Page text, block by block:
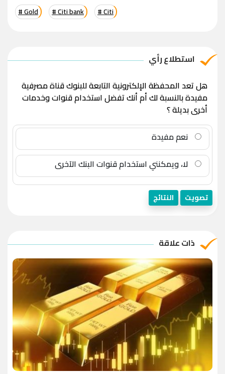
# Gold # Citi bank # Citi
استطلاع رأي
هل تعد المحفظة الإلكترونية التابعة للبنوك قناة مصرفية
مفيدة بالنسبة لك أم أنك تفضل استخدام قنوات وخدمات
أخرى بديلة ؟
نعم مفيدة
لا، ويمكنني استخدام قنوات البنك الآخرى
تصويت النتائج
ذات علاقة